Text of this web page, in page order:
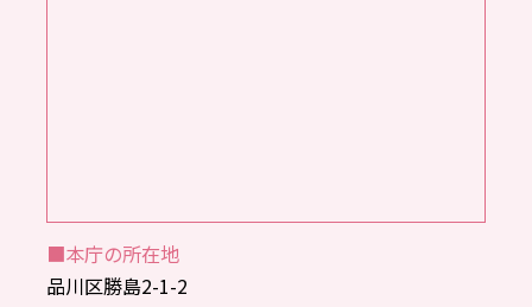
■本庁の所在地
品川区勝島2-1-2